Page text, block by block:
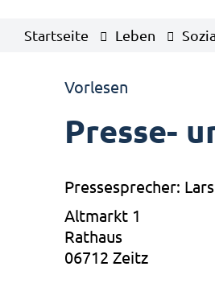
Startseite Leben
Vorlesen
Presse-
Pressesprecher:
Altmarkt 1
Rathaus
06712 Zeitz